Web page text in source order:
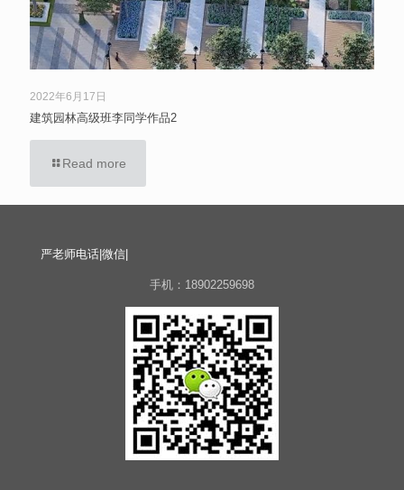
2022年6月17日
建筑园林高级班李同学作品2
Read more
严老师电话|微信|
手机：18902259698